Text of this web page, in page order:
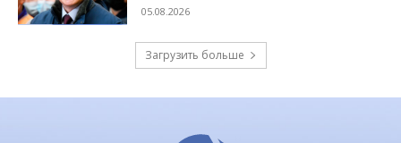
05.08.2026
Загрузить больше